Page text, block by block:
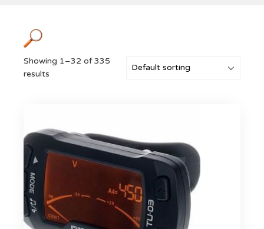
Product categories
Showing 1–32 of 335
results